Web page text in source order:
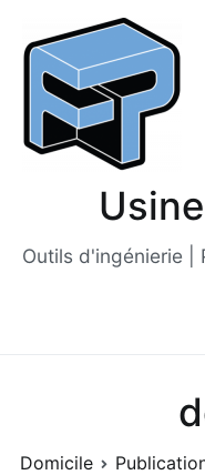
contenu
Outils d'ingénierie |
Domicile